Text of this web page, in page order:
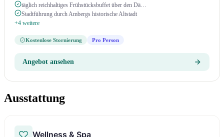
täglich reichhaltiges Frühstücksbuffet über den Dä…
Stadtführung durch Ambergs historische Altstadt
+4 weitere
Kostenlose Stornierung Pro Person
Angebot ansehen
Ausstattung
Wellness & Spa